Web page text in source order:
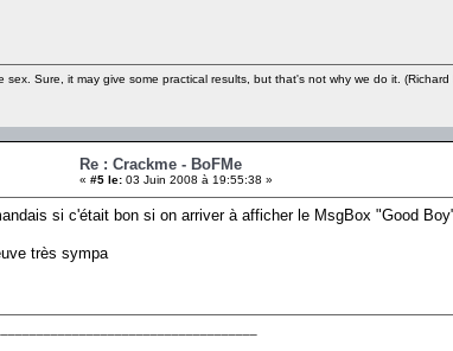
sex. Sure, it may give some practical results, but that's not why we do it. (Richard
Re : Crackme - BoFMe
« #5 le: 03 Juin 2008 à 19:55:38 »
si c'était bon si on arriver à afficher le MsgBox "Good
très sympa